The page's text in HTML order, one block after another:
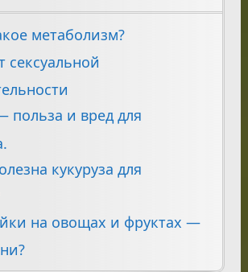
метаболизм?
сексуальной
польза и вред для
кукуруза для
на овощах и фруктах —